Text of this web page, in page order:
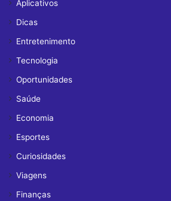
Aplicativos
Dicas
Entretenimento
Tecnologia
Oportunidades
Saúde
Economia
Esportes
Curiosidades
Viagens
Finanças